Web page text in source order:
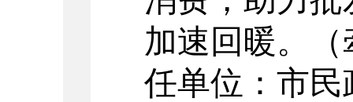
加速回暖。
任单位：市